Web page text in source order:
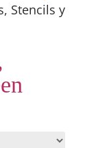
Stencils y